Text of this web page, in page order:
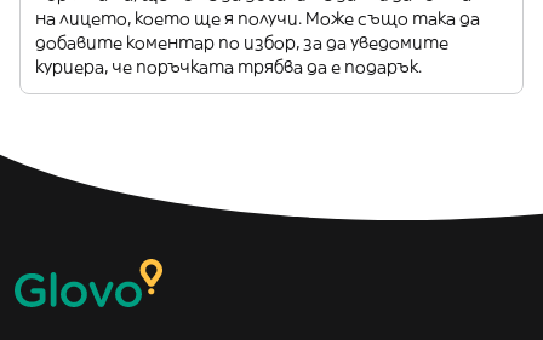
на лицето, което ще я получи. Може също така да
добавите коментар по избор, за да уведомите
куриера, че поръчката трябва да е подарък.